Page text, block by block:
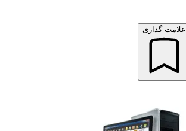
علامت گذاری